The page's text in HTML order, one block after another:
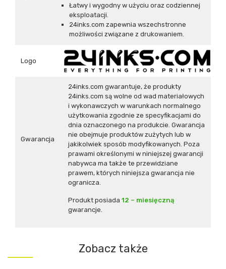
Łatwy i wygodny w użyciu oraz codziennej
eksploatacji.
24inks.com zapewnia wszechstronne
możliwości związane z drukowaniem.
Logo
Gwarancja
24inks.com gwarantuje, że produkty
24inks.com są wolne od wad materiałowych
i wykonawczych w warunkach normalnego
użytkowania zgodnie ze specyfikacjami do
dnia oznaczonego na produkcie. Gwarancja
nie obejmuje produktów zużytych lub w
jakikolwiek sposób modyfikowanych. Poza
prawami określonymi w niniejszej gwarancji
nabywca ma także te przewidziane
prawem, których niniejsza gwarancja nie
ogranicza.
Produkt posiada 12 – miesięczną
gwarancje.
Zobacz także